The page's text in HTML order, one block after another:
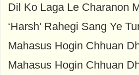
Dil Ko Laga Le Charanon
‘Harsh’ Rahegi Sang Ye
Mahasus Hogin Chhuan
Mahasus Hogin Chhuan